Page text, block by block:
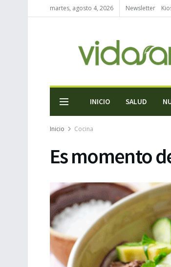
martes, agosto 4, 2026 Newsletter
INICIO SALUD
Inicio Cocina
Es momento